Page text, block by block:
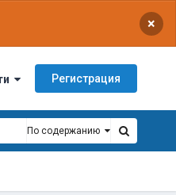
×
Регистрация
По содержанию